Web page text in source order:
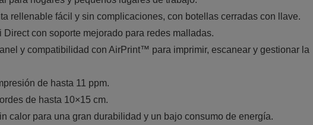
rellenable fácil y sin complicaciones, con botellas cerradas con llave.
con soporte mejorado para redes malladas.
y compatibilidad con AirPrint™ para imprimir, escanear y gestionar la
de hasta 11 ppm.
de hasta 10×15 cm.
calor para una gran durabilidad y un bajo consumo de energía.